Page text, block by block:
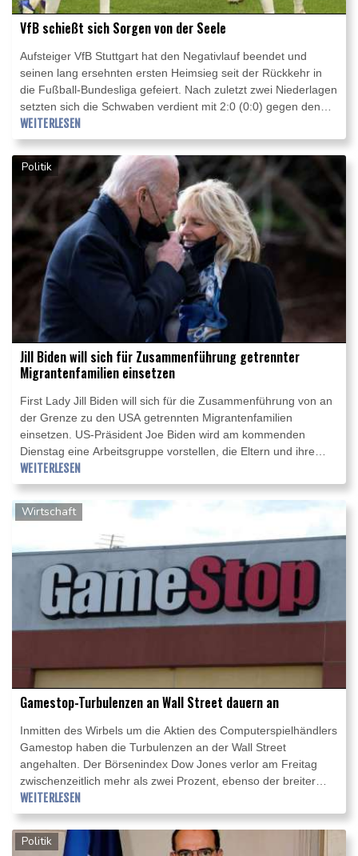
VfB schießt sich Sorgen von der Seele
Aufsteiger VfB Stuttgart hat den Negativlauf beendet und
seinen lang ersehnten ersten Heimsieg seit der Rückkehr in
die Fußball-Bundesliga gefeiert. Nach zuletzt zwei Niederlagen
setzten sich die Schwaben verdient mit 2:0 (0:0) gegen den
Abstiegskandidaten FSV Mainz 05 durch.
WEITERLESEN
Politik
Jill Biden will sich für Zusammenführung getrennter
Migrantenfamilien einsetzen
First Lady Jill Biden will sich für die Zusammenführung von an
der Grenze zu den USA getrennten Migrantenfamilien
einsetzen. US-Präsident Joe Biden wird am kommenden
Dienstag eine Arbeitsgruppe vorstellen, die Eltern und ihre
Kinder wieder zusammenbringen soll, wie Bidens Sprecherin
Jen Psaki am Freitag im Weißen Haus sagte. Seine Frau Jill
sei bei dem Thema "persönlich engagiert und involviert".
WEITERLESEN
Wirtschaft
Gamestop-Turbulenzen an Wall Street dauern an
Inmitten des Wirbels um die Aktien des Computerspielhändlers
Gamestop haben die Turbulenzen an der Wall Street
angehalten. Der Börsenindex Dow Jones verlor am Freitag
zwischenzeitlich mehr als zwei Prozent, ebenso der breiter
aufgestellte Index S&P 500. Die Aktien von Gamestop und
dem Unterhaltungskonzern AMC Entertainment legten
dagegen kräftig zu, zwischenzeitlich um 70 beziehungsweise
65 Prozent.
WEITERLESEN
Politik